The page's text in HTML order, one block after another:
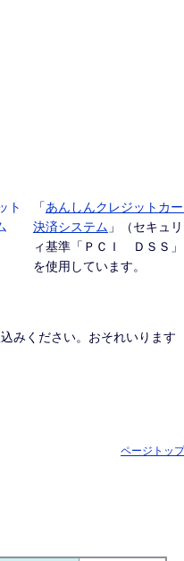
「あんしんクレジットカー
決済システム 」（セキュ
ィ基準「ＰＣＩ ＤＳＳ」
を使用しています。
みください。おそれいります
ページトッ